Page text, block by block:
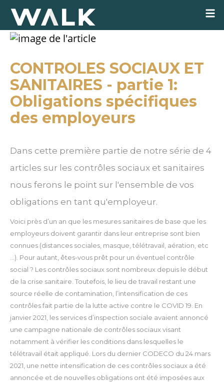
CONTROLES SOCIAUX ET
SANITAIRES - partie 1:
Obligations spécifiques
des employeurs
Dans cette première partie de notre série de 4
articles sur les contrôles sociaux et sanitaires
nous ferons le point sur l'ensemble de vos
obligations en tant qu'employeur.
Voici près d’un an que les mesures sanitaires de base que les
employeurs doivent garantir dans leur entreprise sont bien
connues (distances sociales, masque, télétravail, aération, etc
…). Pour autant, êtes-vous prêt pour un éventuel contrôle
social ? Les contrôles sociaux sont nombreux depuis le début
de la crise sanitaire. Toutefois, le lieu de travail restant une
source réelle de contamination, l’intensification de ces
contrôles fait partie de la lutte active contre le COVID 19. En
janvier 2021, les services d’inspection sociale avaient annoncé
une campagne nationale de contrôles sociaux visant
notamment à vérifier les conditions dans lesquelles le
télétravail était appliqué. Lors du dernier CODECO du 24 mars
2021, une nette intensification de ces contrôles sociaux a été
annoncée et de nouvelles obligations ont été imposées aux